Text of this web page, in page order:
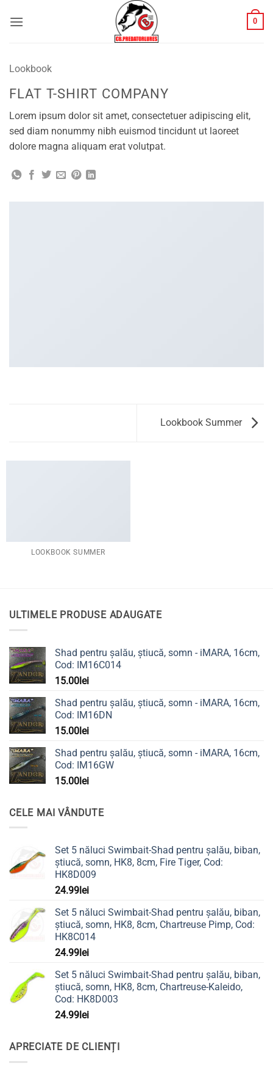
0
Lookbook
FLAT T-SHIRT COMPANY
Lorem ipsum dolor sit amet, consectetuer adipiscing elit,
sed diam nonummy nibh euismod tincidunt ut laoreet
dolore magna aliquam erat volutpat.
Lookbook Summer
LOOKBOOK SUMMER
ULTIMELE PRODUSE ADAUGATE
Shad pentru șalău, știucă, somn - iMARA, 16cm,
Cod: IM16C014
15.00lei
Shad pentru șalău, știucă, somn - iMARA, 16cm,
Cod: IM16DN
15.00lei
Shad pentru șalău, știucă, somn - iMARA, 16cm,
Cod: IM16GW
15.00lei
CELE MAI VÂNDUTE
Set 5 năluci Swimbait-Shad pentru șalău, biban,
știucă, somn, HK8, 8cm, Fire Tiger, Cod:
HK8D009
24.99lei
Set 5 năluci Swimbait-Shad pentru șalău, biban,
știucă, somn, HK8, 8cm, Chartreuse Pimp, Cod:
HK8C014
24.99lei
Set 5 năluci Swimbait-Shad pentru șalău, biban,
știucă, somn, HK8, 8cm, Chartreuse-Kaleido,
Cod: HK8D003
24.99lei
APRECIATE DE CLIENȚI